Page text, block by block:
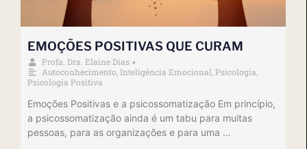
EMOÇÕES POSITIVAS QUE CURAM
Profa. Dra. Elaine Dias •
Autoconhecimento Inteligência Emocional Psicologia
Psicologia Positiva
Emoções Positivas e a psicossomatização Em princípio,
a psicossomatização ainda é um tabu para muitas
pessoas, para as organizações e para uma …